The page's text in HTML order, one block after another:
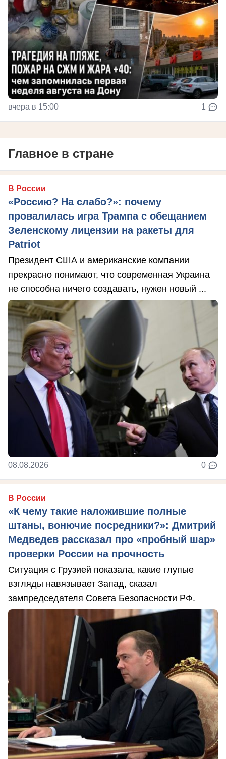
вчера в 15:00 1
Главное в стране
В России
«Россию? На слабо?»: почему
провалилась игра Трампа с обещанием
Зеленскому лицензии на ракеты для
Patriot
Президент США и американские компании
прекрасно понимают, что современная Украина
не способна ничего создавать, нужен новый ...
08.08.2026 0
В России
«К чему такие наложившие полные
штаны, вонючие посредники?»: Дмитрий
Медведев рассказал про «пробный шар»
проверки России на прочность
Ситуация с Грузией показала, какие глупые
взгляды навязывает Запад, сказал
зампредседателя Совета Безопасности РФ.